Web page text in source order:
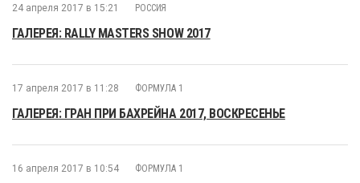
24 апреля 2017 в 15:21 РОССИЯ
ГАЛЕРЕЯ: RALLY MASTERS SHOW 2017
17 апреля 2017 в 11:28 ФОРМУЛА 1
ГАЛЕРЕЯ: ГРАН ПРИ БАХРЕЙНА 2017, ВОСКРЕСЕНЬЕ
16 апреля 2017 в 10:54 ФОРМУЛА 1